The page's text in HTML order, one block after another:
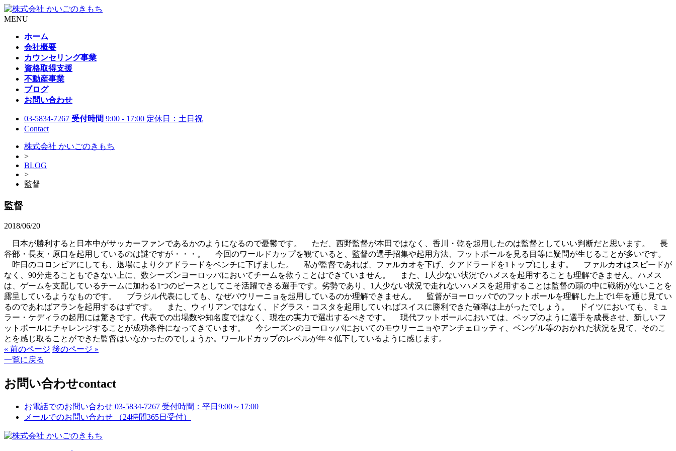
MENU
ホーム
会社概要
カウンセリング事業
資格取得支援
不動産事業
ブログ
お問い合わせ
03-5834-7267 受付時間 9:00 - 17:00 定休日：土日祝
Contact
株式会社 かいごのきもち
>
BLOG
>
監督
監督
2018/06/20
日本が勝利すると日本中がサッカーファンであるかのようになるので憂鬱です。 ただ、西野監督が本田ではなく、香川・乾を起用したのは監督としていい判断だと思います。 長
谷部・長友・原口を起用しているのは謎ですが・・・。 今回のワールドカップを観ていると、監督の選手招集や起用方法、フットボールを見る目等に疑問が生じることが多いです。
昨日のコロンビアにしても、退場によりクアドラードをベンチに下げました。 私が監督であれば、ファルカオを下げ、クアドラードを1トップにします。 ファルカオはスピードが
なく、90分走ることもできない上に、数シーズンヨーロッパにおいてチームを救うことはできていません。 また、1人少ない状況でハメスを起用することも理解できません。ハメス
は、ゲームを支配しているチームに加わる1つのピースとしてこそ活躍できる選手です。劣勢であり、1人少ない状況で走れないハメスを起用することは監督の頭の中に戦術がないことを
露呈しているようなものです。 ブラジル代表にしても、なぜパウリーニョを起用しているのか理解できません。 監督がヨーロッパでのフットボールを理解した上で1年を通じ見てい
るのであればアランを起用するはずです。 また、ウィリアンではなく、ドグラス・コスタを起用していればスイスに勝利できた確率は上がったでしょう。 ドイツにおいても、ミュ
ラー・ケディラの起用には驚きです。代表での出場数や知名度ではなく、現在の実力で選出するべきです。 現代フットボールにおいては、ペップのように選手を成長させ、新しいフ
ットボールにチャレンジすることが成功条件になってきています。 今シーズンのヨーロッパにおいてのモウリーニョやアンチェロッティ、ベンゲル等のおかれた状況を見て、そのこ
とを感じ取ることができた監督はいなかったのでしょうか。ワールドカップのレベルが年々低下しているように感じます。
« 前のページ 後のページ »
一覧に戻る
お問い合わせcontact
お電話でのお問い合わせ 03-5834-7267 受付時間：平日9:00～17:00
メールでのお問い合わせ
（24時間365日受付）